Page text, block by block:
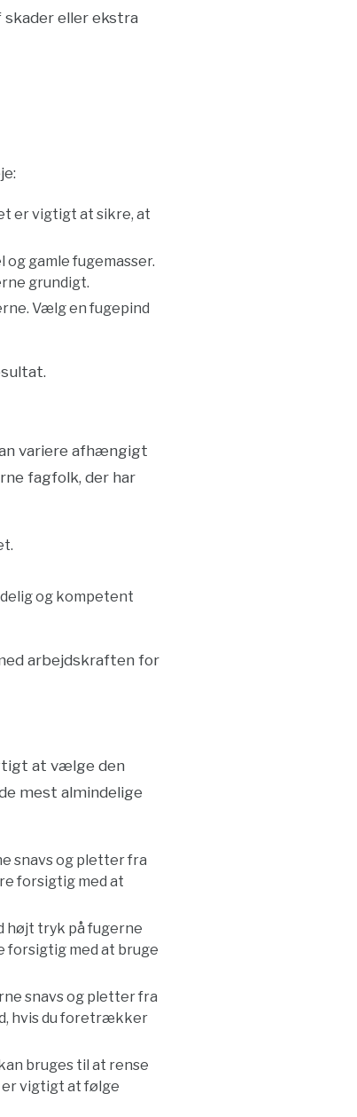
skader eller ekstra
er vigtigt at sikre, at
gamle fugemasser.
grundigt.
Vælg en fugepind
variere afhængigt
fagfolk, der har
og kompetent
arbejdskraften for
at vælge den
mest almindelige
snavs og pletter fra
forsigtig med at
højt tryk på fugerne
forsigtig med at bruge
snavs og pletter fra
hvis du foretrækker
bruges til at rense
er vigtigt at følge